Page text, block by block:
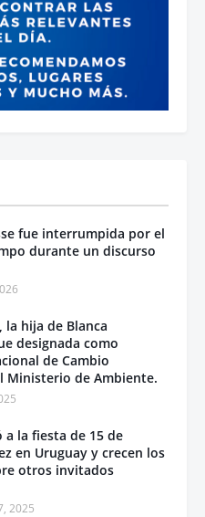
fue interrumpida por el
durante un discurso
la hija de Blanca
designada como
de Cambio
Ministerio de Ambiente.
a la fiesta de 15 de
en Uruguay y crecen los
otros invitados
2025